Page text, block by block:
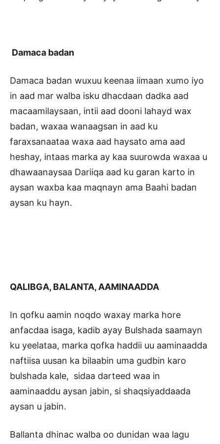
Damaca badan
Damaca badan wuxuu keenaa iimaan xumo iyo
in aad mar walba isku dhacdaan dadka aad
macaamilaysaan, intii aad dooni lahayd wax
badan, waxaa wanaagsan in aad ku
faraxsanaataa waxa aad haysato ama aad
heshay, intaas marka ay kaa suurowda waxaa u
dhawaanaysaa Dariiqa aad ku garan karto in
aysan waxba kaa maqnayn ama Baahi badan
aysan ku hayn.
QALIBGA, BALANTA, AAMINAADDA
In qofku aamin noqdo waxay marka hore
anfacdaa isaga, kadib ayay Bulshada saamayn
ku yeelataa, marka qofka haddii uu aaminaadda
naftiisa uusan ka bilaabin uma gudbin karo
bulshada kale, sidaa darteed waa in
aaminaaddu aysan jabin, si shaqsiyaddaada
aysan u jabin.
Ballanta dhinac walba oo dunidan waa lagu